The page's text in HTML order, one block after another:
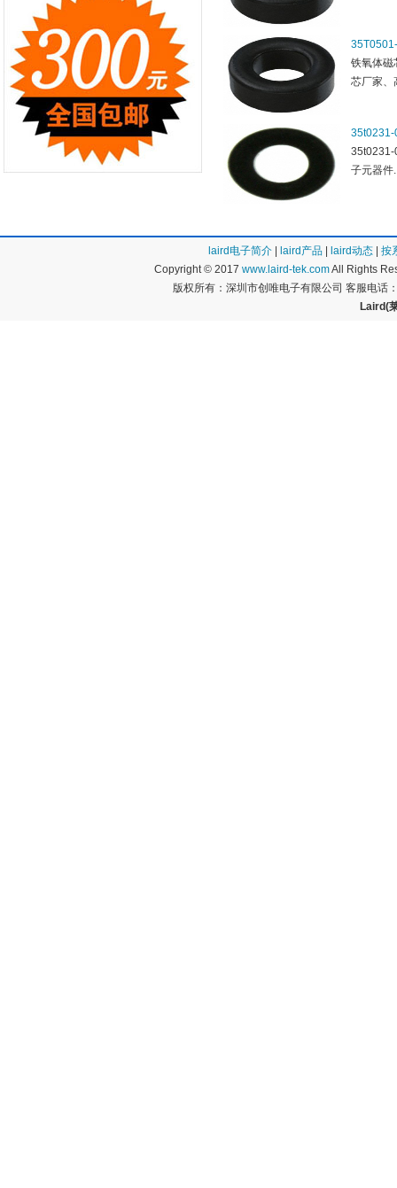
铁氧体磁
芯厂家、
35t0231-
35t0231-
子元器件
laird电子简介 laird产品 laird动态
按
Copyright © 2017 www.laird-tek.comAll Rights
版权所有：深圳市创唯电子有限公司 客服电话
Laird(